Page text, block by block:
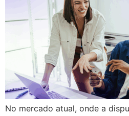
No mercado atual, onde a